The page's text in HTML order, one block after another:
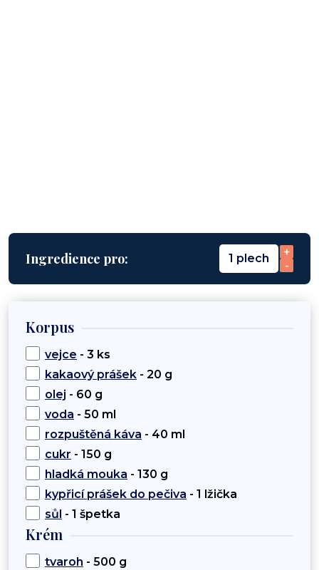
Ingredience pro: 1 plech
+
-
Korpus
vejce - 3 ks
kakaový prášek - 20 g
olej - 60 g
voda - 50 ml
rozpuštěná káva - 40 ml
cukr - 150 g
hladká mouka - 130 g
kypřicí prášek do pečiva - 1 lžička
sůl - 1 špetka
Krém
tvaroh - 500 g